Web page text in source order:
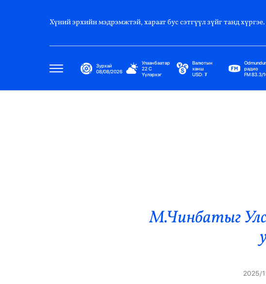
Хүний эрхийн мэдрэмжтэй, хараат бус сэтгүүл зүйг танд хүргэе.
Зурхай
08/08/2026
Улаанбаатар
22C
Үүлэрхэг
Валютын
ханш
USD: ₮
Odmundur
радио
FM 83.3/
Эрүүл МэндМ.Чинбатыг
2025/